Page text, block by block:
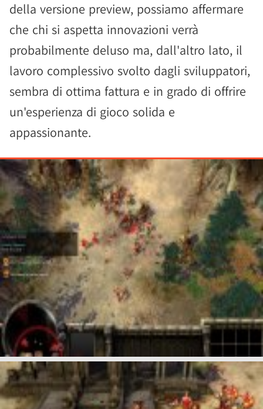
della versione preview, possiamo affermare
che chi si aspetta innovazioni verrà
probabilmente deluso ma, dall'altro lato, il
lavoro complessivo svolto dagli sviluppatori,
sembra di ottima fattura e in grado di offrire
un'esperienza di gioco solida e
appassionante.